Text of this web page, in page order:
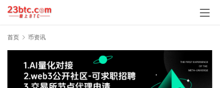
首页 币资讯